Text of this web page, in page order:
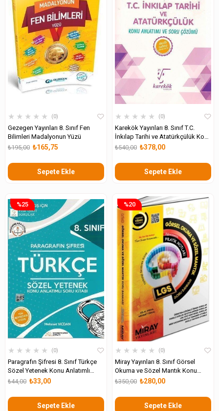
★ ★ ★ ★ ★ 0
Gezegen Yayınları 8. Sınıf Fen
Bilimleri Madalyonun Yüzü
₺165,75
₺195,00
Sepete Ekle
★ ★ ★ ★ ★ 0
Karekök Yayınları 8. Sınıf T.C.
İnkılap Tarihi ve Atatürkçülük Konu
Anlatımı ve Soru Çözümü
₺378,00
₺540,00
Sepete Ekle
★ ★ ★ ★ ★ 0
Paragrafın Şifresi 8. Sınıf Türkçe
Sözel Yetenek Konu Anlatımlı
Soru Kitabı₺33,00
₺44,00
Sepete Ekle
%25
★ ★ ★ ★ ★ 0
Miray Yayınları 8. Sınıf Görsel
Okuma ve Sözel Mantık Konu
Özetli Soru Bankası
₺280,00
₺350,00
Sepete Ekle
%20